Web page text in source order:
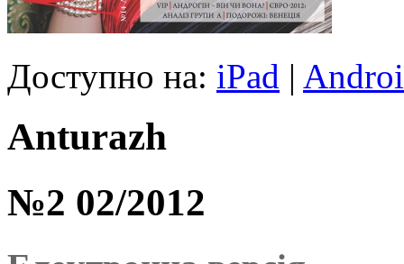
Доступно на: iPad |
Anturazh
№2 02/2012